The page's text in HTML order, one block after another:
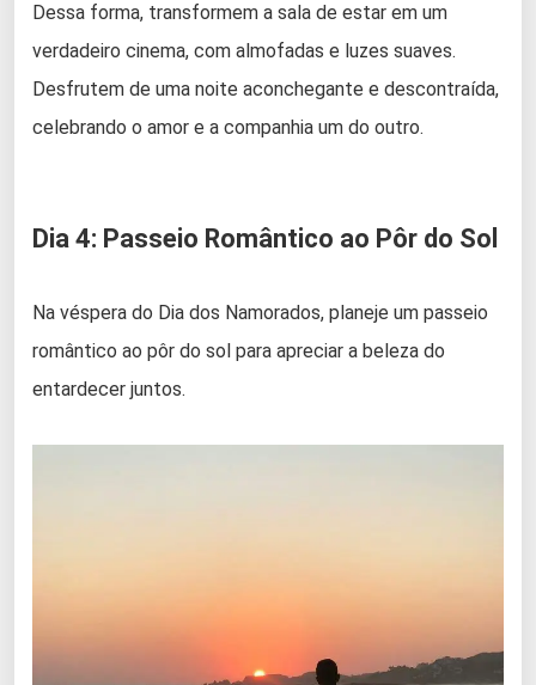
Dessa forma, transformem a sala de estar em um
verdadeiro cinema, com almofadas e luzes suaves.
Desfrutem de uma noite aconchegante e descontraída,
celebrando o amor e a companhia um do outro.
Dia 4: Passeio Romântico ao Pôr do Sol
Na véspera do Dia dos Namorados, planeje um passeio
romântico ao pôr do sol para apreciar a beleza do
entardecer juntos.